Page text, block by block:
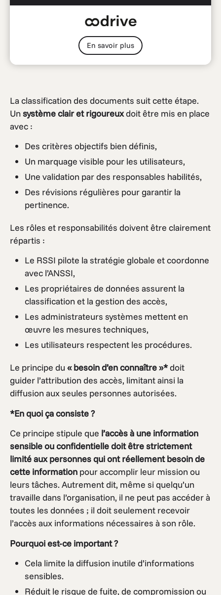
En savoir plus
La classification des documents suit cette étape.
Unsystème clair et rigoureuxdoit être mis en place
avec :
Des critères objectifs bien définis,
Un marquage visible pour les utilisateurs,
Une validation par des responsables habilités,
Des révisions régulières pour garantir la
pertinence.
Les rôles et responsabilités doivent être clairement
répartis :
Le RSSI pilote la stratégie globale et coordonne
avec l’ANSSI,
Les propriétaires de données assurent la
classification et la gestion des accès,
Les administrateurs systèmes mettent en
œuvre les mesures techniques,
Les utilisateurs respectent les procédures.
Le principe du « besoin d’en connaître »*doit
guider l’attribution des accès, limitant ainsi la
diffusion aux seules personnes autorisées.
*En quoi ça consiste ?
Ce principe stipule que l’accès à une information
sensible ou confidentielle doit être strictement
limité aux personnes qui ont réellement besoin de
cette information pour accomplir leur mission ou
leurs tâches. Autrement dit, même si quelqu’un
travaille dans l’organisation, il ne peut pas accéder à
toutes les données ; il doit seulement recevoir
l’accès aux informations nécessaires à son rôle.
Pourquoi est-ce important ?
Cela limite la diffusion inutile d’informations
sensibles.
Réduit le risque de fuite, de compromission ou